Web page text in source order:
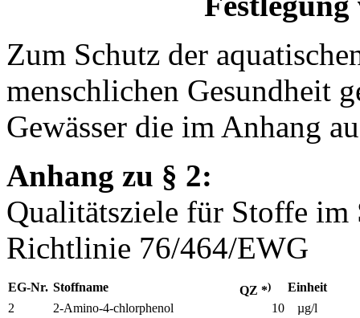
Zum Schutz der
menschlichen Gesundheit
Gewässer die im Anhang
Anhang zu § 2:
Qualitätsziele für Stoffe im
Richtlinie 76/464/EWG
EG-Nr. Stoffname QZ *)
Einheit
2
2-Amino-4-chlorphenol 10
µg/l